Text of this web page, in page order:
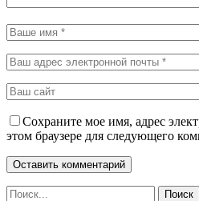
Сохраните мое имя, адрес
этом браузере для следующего